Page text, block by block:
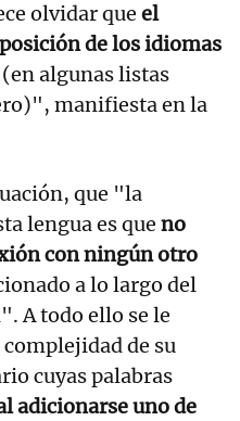
olvidar que el
de los idiomas
(en algunas listas
manifiesta en la
que "la
lengua es que no
con ningún otro
a lo largo del
A todo ello se le
de su
cuyas palabras
adicionarse uno de